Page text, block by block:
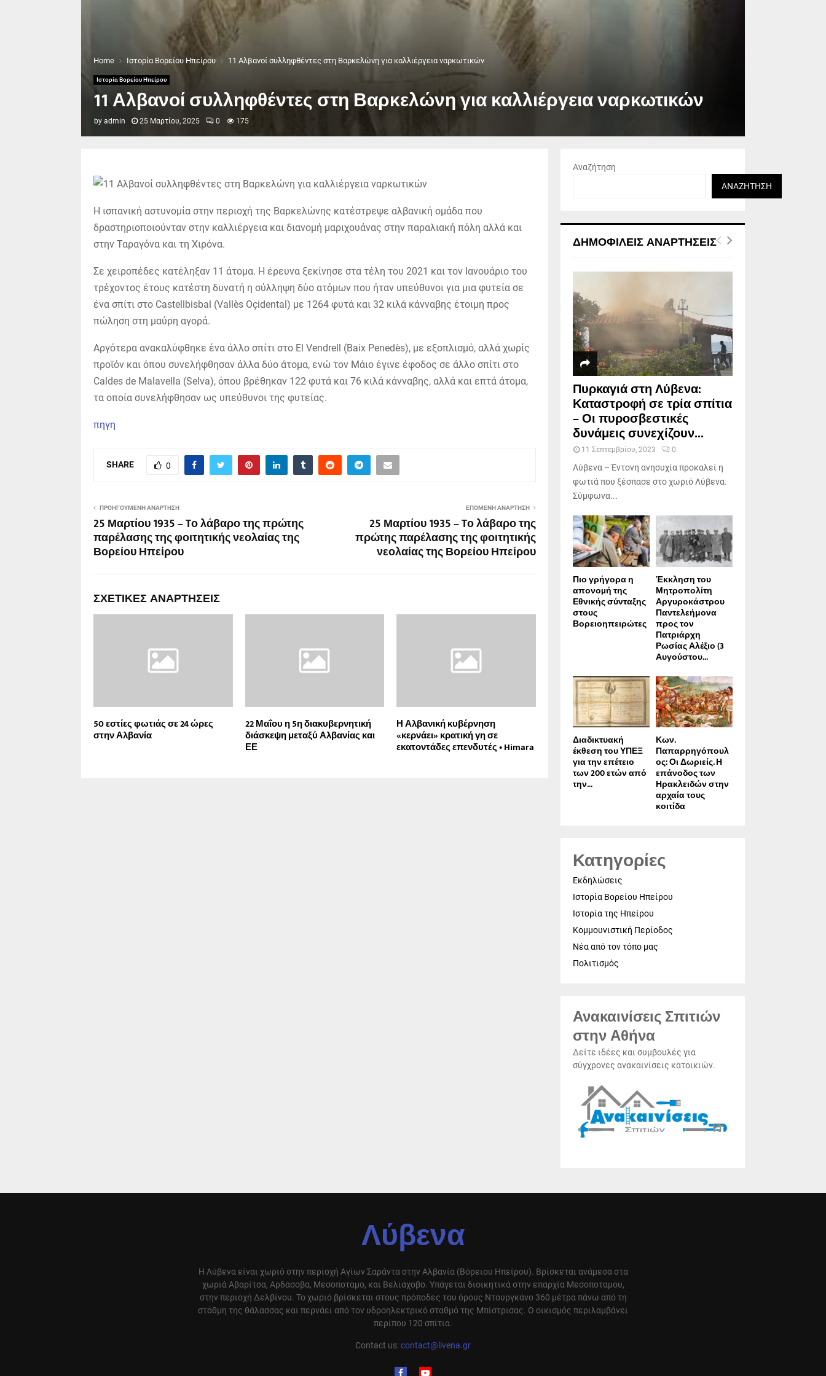
Home Ιστορία Βορείου Ηπείρου 11 Αλβανοί συλληφθέντες στη Βαρκελώνη για καλλιέργεια ναρκωτικών
Ιστορία Βορείου Ηπείρου
11 Αλβανοί συλληφθέντες στη Βαρκελώνη για καλλιέργεια ναρκωτικών
by admin 25 Μαρτίου, 2025 0 175
Η ισπανική αστυνομία στην περιοχή της Βαρκελώνης κατέστρεψε αλβανική ομάδα που
δραστηριοποιούνταν στην καλλιέργεια και διανομή μαριχουάνας στην παραλιακή πόλη αλλά και
στην Ταραγόνα και τη Χιρόνα.
Σε χειροπέδες κατέληξαν 11 άτομα. Η έρευνα ξεκίνησε στα τέλη του 2021 και τον Ιανουάριο του
τρέχοντος έτους κατέστη δυνατή η σύλληψη δύο ατόμων που ήταν υπεύθυνοι για μια φυτεία σε
ένα σπίτι στο Castellbisbal (Vallès Oçidental) με 1264 φυτά και 32 κιλά κάνναβης έτοιμη προς
πώληση στη μαύρη αγορά.
Αργότερα ανακαλύφθηκε ένα άλλο σπίτι στο El Vendrell (Baix Penedès), με εξοπλισμό, αλλά χωρίς
προϊόν και όπου συνελήφθησαν άλλα δύο άτομα, ενώ τον Μάιο έγινε έφοδος σε άλλο σπίτι στο
Caldes de Malavella (Selva), όπου βρέθηκαν 122 φυτά και 76 κιλά κάνναβης, αλλά και επτά άτομα,
τα οποία συνελήφθησαν ως υπεύθυνοι της φυτείας.
πηγη
SHARE 0
ΠΡΟΗΓΟΎΜΕΝΗ ΑΝΆΡΤΗΣΗ
25 Μαρτίου 1935 – Tο λάβαρο της πρώτης
παρέλασης της φοιτητικής νεολαίας της
Βορείου Ηπείρου
ΕΠΌΜΕΝΗ ΑΝΆΡΤΗΣΗ
25 Μαρτίου 1935 – Tο λάβαρο της
πρώτης παρέλασης της φοιτητικής
νεολαίας της Βορείου Ηπείρου
ΣΧΕΤΙΚΈΣ ΑΝΑΡΤΉΣΕΙΣ
50 εστίες φωτιάς σε 24 ώρες
στην Αλβανία
22 Μαΐου η 5η διακυβερνητική
διάσκεψη μεταξύ Αλβανίας και
ΕΕ
Η Αλβανική κυβέρνηση
«κερνάει» κρατική γη σε
εκατοντάδες επενδυτές • Himara
Αναζήτηση
ΑΝΑΖΉΤΗΣΗ
ΔΗΜΟΦΙΛΕΊΣ ΑΝΑΡΤΉΣΕΙΣ
Πυρκαγιά στη Λύβενα:
Καταστροφή σε τρία σπίτια
– Οι πυροσβεστικές
δυνάμεις συνεχίζουν...
11 Σεπτεμβρίου, 2023 0
Λύβενα – Έντονη ανησυχία προκαλεί η
φωτιά που ξέσπασε στο χωριό Λύβενα.
Σύμφωνα...
Πιο γρήγορα η
απονοµή της
Εθνικής σύνταξης
στους
Βορειοηπειρώτες
Έκκληση του
Μητροπολίτη
Αργυροκάστρου
Παντελεήμονα
προς τον
Πατριάρχη
Ρωσίας Αλέξιο (3
Αυγούστου...
Διαδικτυακή
έκθεση του ΥΠΕΞ
για την επέτειο
των 200 ετών από
την...
Κων.
Παπαρρηγόπουλ
ος: Οι Δωριείς. Η
επάνοδος των
Ηρακλειδών στην
αρχαία τους
κοιτίδα
Κατηγορίες
Εκδηλώσεις
Ιστορία Βορείου Ηπείρου
Ιστορία της Ηπείρου
Κομμουνιστική Περίοδος
Νέα από τον τόπο μας
Πολιτισμός
Ανακαινίσεις Σπιτιών
στην Αθήνα
Δείτε ιδέες και συμβουλές για
σύγχρονες ανακαινίσεις κατοικιών.
Λύβενα
Η Λύβενα είναι χωριό στην περιοχή Αγίων Σαράντα στην Αλβανία (Βόρειου Ηπείρου). Βρίσκεται ανάμεσα στα
χωριά Αβαρίτσα, Αρδάσοβα, Μεσοποταμο, και Βελιάχοβο. Υπάγεται διοικητικά στην επαρχία Μεσοποταμου,
στην περιοχή Δελβίνου. Το χωριό βρίσκεται στους πρόποδες του όρους Ντουργκάνο 360 μέτρα πάνω από τη
στάθμη της θάλασσας και περνάει από τον υδροηλεκτρικό σταθμό της Μπίστρισας. Ο οικισμός περιλαμβάνει
περίπου 120 σπίτια.
Contact us:contact@livena.gr